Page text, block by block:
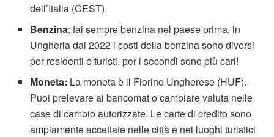
dell’Italia (CEST).
Benzina: fai sempre benzina nel paese prima, in
Ungheria dal 2022 i costi della benzina sono diversi
per residenti e turisti, per i secondi sono più cari!
Moneta: La moneta è il Fiorino Ungherese (HUF).
Puoi prelevare ai bancomat o cambiare valuta nelle
case di cambio autorizzate. Le carte di credito sono
ampiamente accettate nelle città e nei luoghi turistici